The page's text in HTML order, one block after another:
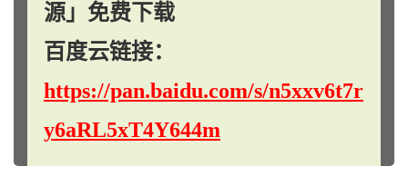
源」免费下载
百度云链接：
https://pan.baidu.com/s/n5xxv6t7r
y6aRL5xT4Y644m